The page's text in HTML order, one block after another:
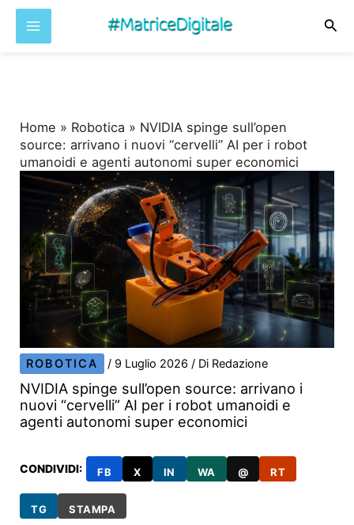
Home » Robotica » NVIDIA spinge sull’open
source: arrivano i nuovi “cervelli” AI per i robot
umanoidi e agenti autonomi super economici
ROBOTICA / 9 Luglio 2026/ Di Redazione
NVIDIA spinge sull’open source: arrivano i
nuovi “cervelli” AI per i robot umanoidi e
agenti autonomi super economici
CONDIVIDI: FB X IN WA @ RT
TG STAMPA